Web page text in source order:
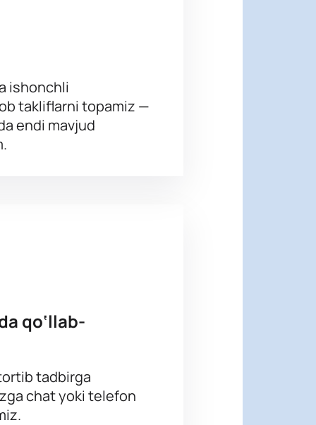
ishonchli
takliflarni topamiz —
endi mavjud
qo‘llab-
tadbirga
chat yoki telefon